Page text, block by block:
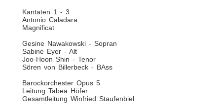
Kantaten 1 - 3
Antonio Caladara
Magnificat
Gesine Nawakowski - Sopran
Sabine Eyer - Alt
Joo-Hoon Shin - Tenor
Sören von Billerbeck - BAss
Barockorchester Opus 5
Leitung Tabea Höfer
Gesamtleitung Winfried Staufenbiel